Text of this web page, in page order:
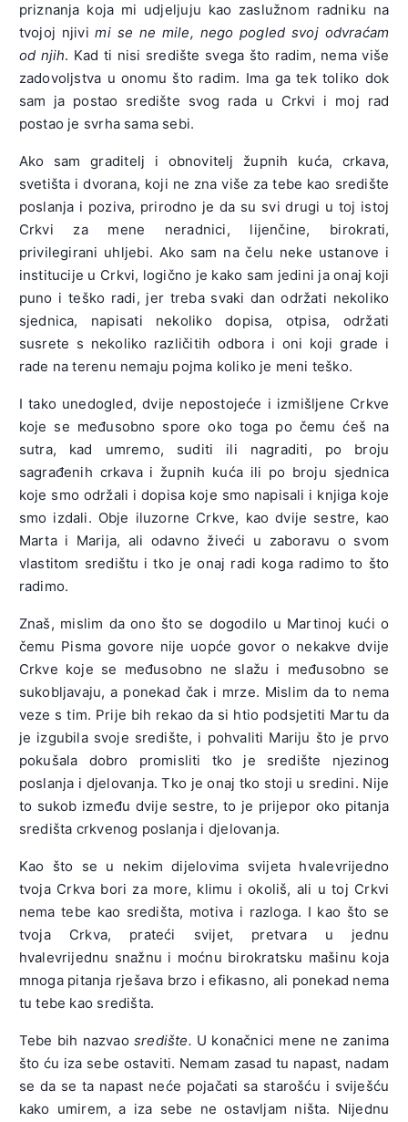
priznanja koja mi udjeljuju kao zaslužnom radniku na
tvojoj njivimi se ne mile, nego pogled svoj odvraćam
od njih. Kad ti nisi središte svega što radim, nema više
zadovoljstva u onomu što radim. Ima ga tek toliko dok
sam ja postao središte svog rada u Crkvi i moj rad
postao je svrha sama sebi.
Ako sam graditelj i obnovitelj župnih kuća, crkava,
svetišta i dvorana, koji ne zna više za tebe kao središte
poslanja i poziva, prirodno je da su svi drugi u toj istoj
Crkvi za mene neradnici, lijenčine, birokrati,
privilegirani uhljebi. Ako sam na čelu neke ustanove i
institucije u Crkvi, logično je kako sam jedini ja onaj koji
puno i teško radi, jer treba svaki dan održati nekoliko
sjednica, napisati nekoliko dopisa, otpisa, održati
susrete s nekoliko različitih odbora i oni koji grade i
rade na terenu nemaju pojma koliko je meni teško.
I tako unedogled, dvije nepostojeće i izmišljene Crkve
koje se međusobno spore oko toga po čemu ćeš na
sutra, kad umremo, suditi ili nagraditi, po broju
sagrađenih crkava i župnih kuća ili po broju sjednica
koje smo održali i dopisa koje smo napisali i knjiga koje
smo izdali. Obje iluzorne Crkve, kao dvije sestre, kao
Marta i Marija, ali odavno živeći u zaboravu o svom
vlastitom središtu i tko je onaj radi koga radimo to što
radimo.
Znaš, mislim da ono što se dogodilo u Martinoj kući o
čemu Pisma govore nije uopće govor o nekakve dvije
Crkve koje se međusobno ne slažu i međusobno se
sukobljavaju, a ponekad čak i mrze. Mislim da to nema
veze s tim. Prije bih rekao da si htio podsjetiti Martu da
je izgubila svoje središte, i pohvaliti Mariju što je prvo
pokušala dobro promisliti tko je središte njezinog
poslanja i djelovanja. Tko je onaj tko stoji u sredini. Nije
to sukob između dvije sestre, to je prijepor oko pitanja
središta crkvenog poslanja i djelovanja.
Kao što se u nekim dijelovima svijeta hvalevrijedno
tvoja Crkva bori za more, klimu i okoliš, ali u toj Crkvi
nema tebe kao središta, motiva i razloga. I kao što se
tvoja Crkva, prateći svijet, pretvara u jednu
hvalevrijednu snažnu i moćnu birokratsku mašinu koja
mnoga pitanja rješava brzo i efikasno, ali ponekad nema
tu tebe kao središta.
Tebe bih nazvao središte. U konačnici mene ne zanima
što ću iza sebe ostaviti. Nemam zasad tu napast, nadam
se da se ta napast neće pojačati sa starošću i sviješću
kako umirem, a iza sebe ne ostavljam ništa. Nijednu